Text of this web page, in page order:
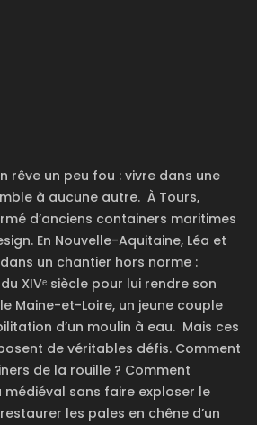
rêve un peu fou : vivre dans une
à aucune autre. À Tours,
d’anciens containers maritimes
En Nouvelle-Aquitaine, Léa et
un chantier hors norme :
XIVᵉ siècle pour lui rendre son
Maine-et-Loire, un jeune couple
d’un moulin à eau. Mais ces
de véritables défis. Comment
de la rouille ? Comment
sans faire exploser le
les pales en chêne d’un